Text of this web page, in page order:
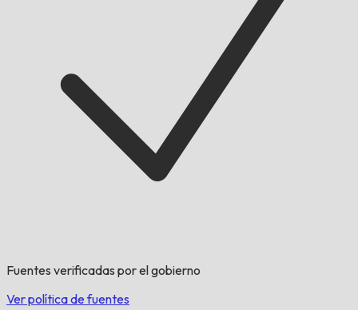
Fuentes verificadas por el gobierno
Ver política de fuentes